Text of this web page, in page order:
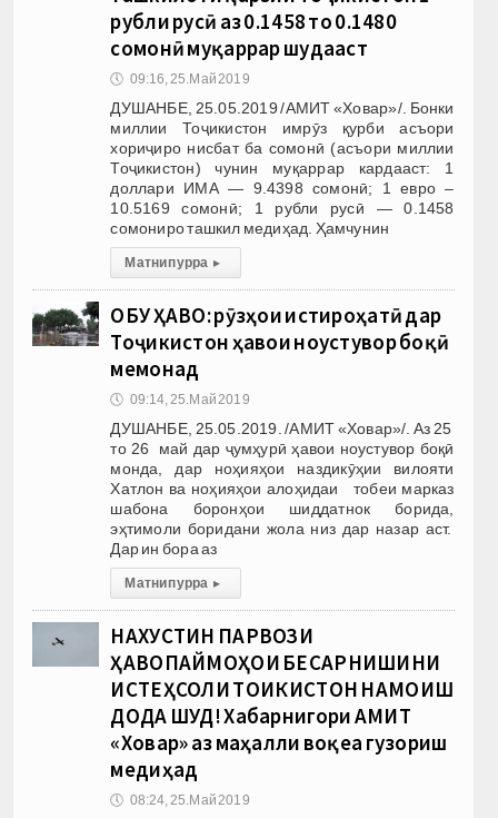
рубли русӣ аз 0.1458 то 0.1480
сомонӣ муқаррар шудааст
🕔 09:16, 25.Май 2019
ДУШАНБЕ, 25.05.2019 /АМИТ «Ховар»/. Бонки
миллии Тоҷикистон имрӯз қурби асъори
хориҷиро нисбат ба сомонӣ (асъори миллии
Тоҷикистон) чунин муқаррар кардааст: 1
доллари ИМА — 9.4398 сомонӣ; 1 евро –
10.5169 сомонӣ; 1 рубли русӣ — 0.1458
сомониро ташкил медиҳад. Ҳамчунин
Матни пурра ▸
ОБУ ҲАВО: рӯзҳои истироҳатӣ дар
Тоҷикистон ҳавои ноустувор боқӣ
мемонад
🕔 09:14, 25.Май 2019
ДУШАНБЕ, 25.05.2019. /АМИТ «Ховар»/. Аз 25
то 26 май дар ҷумҳурӣ ҳавои ноустувор боқӣ
монда, дар ноҳияҳои наздикӯҳии вилояти
Хатлон ва ноҳияҳои алоҳидаи тобеи марказ
шабона боронҳои шиддатнок борида,
эҳтимоли боридани жола низ дар назар аст.
Дар ин бора аз
Матни пурра ▸
НАХУСТИН ПАРВОЗИ
ҲАВОПАЙМОҲОИ БЕСАРНИШИНИ
ИСТЕҲСОЛИ ТОҶИКИСТОН НАМОИШ
ДОДА ШУД! Хабарнигори АМИТ
«Ховар» аз маҳалли воқеа гузориш
медиҳад
🕔 08:24, 25.Май 2019